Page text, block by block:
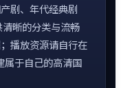
剧、年代经典剧
晰的分类与流畅
播放资源请自行在
属于自己的高清国